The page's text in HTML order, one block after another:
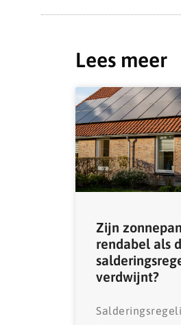
Lees meer
Zijn
rendabel als
verdwijnt?